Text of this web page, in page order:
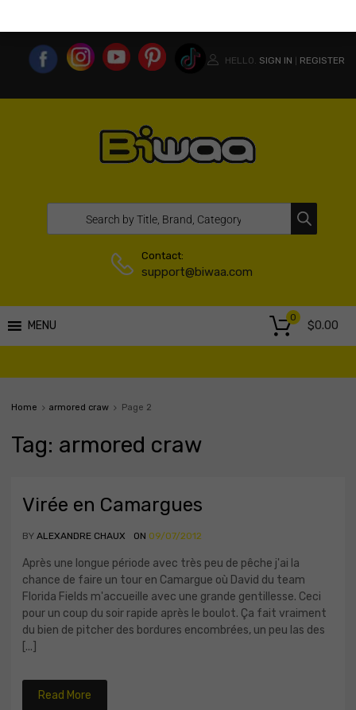
HELLO. SIGN IN REGISTER
Contact:
support@biwaa.com
MENU $0.00
0
Home armored craw Page 2
Tag: armored craw
Virée en Camargues
BY ALEXANDRE CHAUX ON 09/07/2012
Après une longue période avec très peu de pêche j'ai la
chance de faire un tour en Camargue où David du team
Florida Fields m'accueille avec une grande gentillesse. Ceci
pour un coup du soir rapide après le boulot. Ça fait vraiment
du bien de pitcher des bordures encombrées, un peu las des
[...]
Read More